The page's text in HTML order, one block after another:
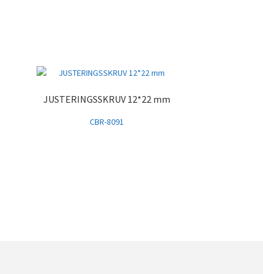
JUSTERINGSSKRUV 12*22 mm
CBR-8091